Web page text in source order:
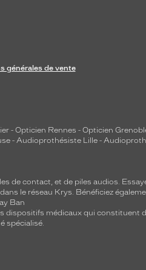
générales de vente
- Opticien Rennes - Opticien
- Audioprothésiste Lille -
de contact, et de piles audios.
le réseau Krys. Bénéficiez
Ban
dispositifs médicaux qui constituent
spécialisé.